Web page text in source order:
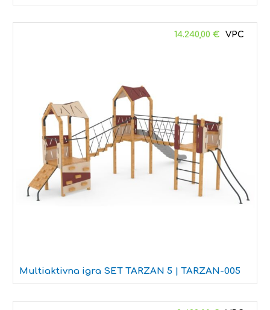
Multiaktivna igra SET TARZAN 5 | TARZAN-005
14.240,00 €